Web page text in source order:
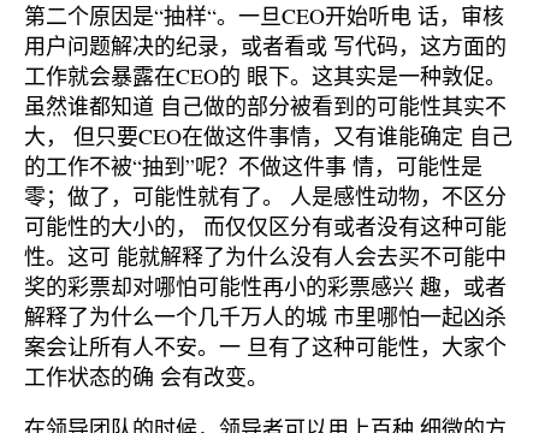
第二个原因是“抽样“。一旦CEO开始听电 话，审核
用户问题解决的纪录，或者看或 写代码，这方面的
工作就会暴露在CEO的 眼下。这其实是一种敦促。
虽然谁都知道 自己做的部分被看到的可能性其实不
大， 但只要CEO在做这件事情，又有谁能确定 自己
的工作不被“抽到”呢？不做这件事 情，可能性是
零；做了，可能性就有了。 人是感性动物，不区分
可能性的大小的， 而仅仅区分有或者没有这种可能
性。这可 能就解释了为什么没有人会去买不可能中
奖的彩票却对哪怕可能性再小的彩票感兴 趣，或者
解释了为什么一个几千万人的城 市里哪怕一起凶杀
案会让所有人不安。一 旦有了这种可能性，大家个
工作状态的确 会有改变。